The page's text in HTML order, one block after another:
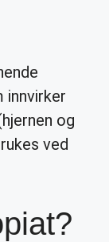
innvirker
og
ved